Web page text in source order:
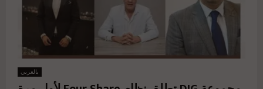
بالعربي